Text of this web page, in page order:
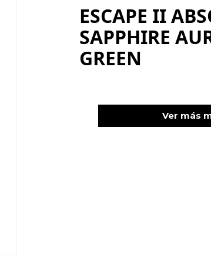
ESCAPE II
SAPPHIRE
GREEN
Ver más